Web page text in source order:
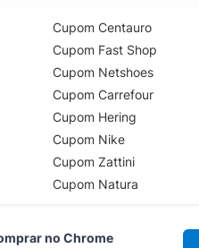
Cupom Centauro
Cupom Fast Shop
Cupom Netshoes
Cupom Carrefour
Cupom Hering
Cupom Nike
Cupom Zattini
Cupom Natura
no Chrome